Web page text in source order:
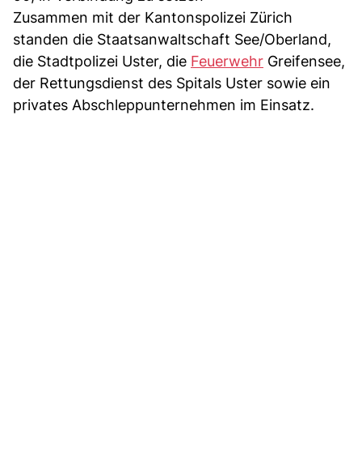
Zusammen mit der Kantonspolizei Zürich
standen die Staatsanwaltschaft See/Oberland,
die Stadtpolizei Uster, die Feuerwehr Greifensee,
der Rettungsdienst des Spitals Uster sowie ein
privates Abschleppunternehmen im Einsatz.